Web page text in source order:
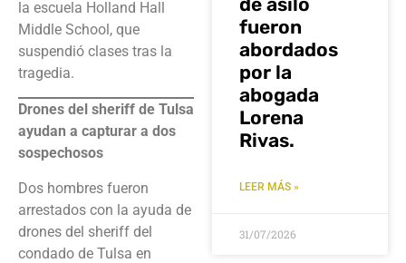
la escuela Holland Hall
Middle School, que
suspendió clases tras la
tragedia.
Drones del sheriff de Tulsa
ayudan a capturar a dos
sospechosos
Dos hombres fueron
arrestados con la ayuda de
drones del sheriff del
condado de Tulsa en
fueron
abordados
por la
abogada
Lorena
Rivas.
LEER MÁS »
31/07/2026